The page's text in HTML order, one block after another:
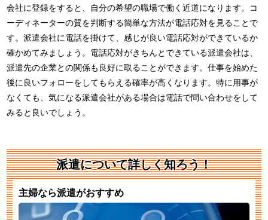
会社に登録をすると、自分の希望の職場で働く近道になります。コ
ーディネーターの質を判断する簡単な方法が電話応対を見ることで
す。派遣会社に電話を掛けて、感じが良い電話応対ができているか
確かめてみましょう。電話応対がきちんとできている派遣会社は、
派遣先の企業との関係も良好に取ることができます。仕事を始めた
後に良いフォローをしてもらえる確率が高くなります。特に用事が
なくても、気になる派遣会社がある場合は電話で問い合わせをして
みると良いでしょう。
派遣について詳しく知ろう！
主婦なら派遣がおすすめ